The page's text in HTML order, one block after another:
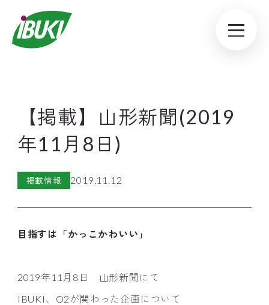
【掲載】山形新聞(2019
年11月8日)
掲載情報 2019.11.12
目指すは「かっこかわいい」
2019年11月8日 山形新聞にて
IBUKI、O2が関わった企画について